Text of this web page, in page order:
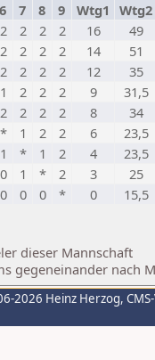
6 7 8 9 Wtg1
Wtg2
2 2 2 2 16
49
2 2 2 2 14
51
2 2 2 2 12
35
1 2 2 2 9
31,5
2 2 2 2 8
34
* 1 2 2 6
23,5
1 * 1 2 4
23,5
0 1 * 2 3
25
0 0 0 * 0
15,5
dieser Mannschaft
gegeneinander nach
2026 Heinz Herzog,